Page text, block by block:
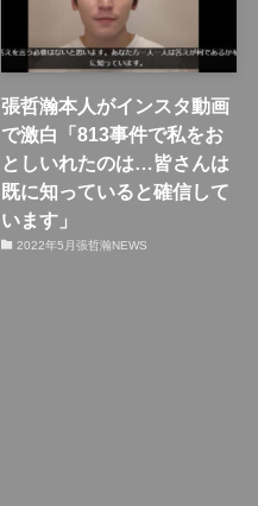
張哲瀚本人がインスタ動画
で激白「813事件で私をお
としいれたのは…皆さんは
既に知っていると確信して
います」
2022年5月張哲瀚NEWS